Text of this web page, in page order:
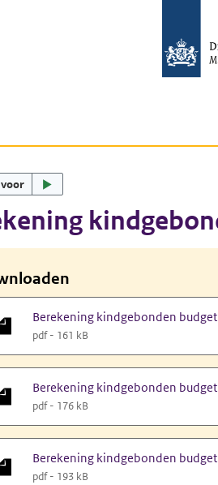
voor
Berekening kindgebonden
pdf - 161 kB
Berekening kindgebonden
pdf - 176 kB
Berekening kindgebonden
pdf - 193 kB